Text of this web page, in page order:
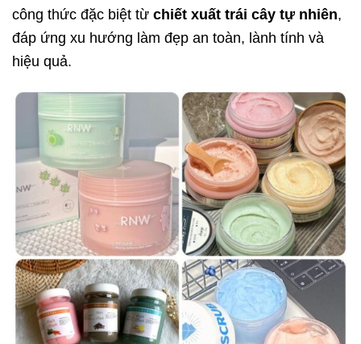
công thức đặc biệt từ chiết xuất trái cây tự nhiên,
đáp ứng xu hướng làm đẹp an toàn, lành tính và
hiệu quả.